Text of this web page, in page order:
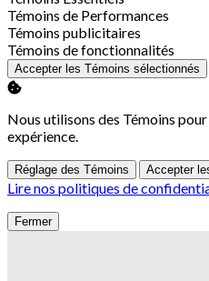
Activer
Témoins de Performances
Activer
Témoins publicitaires
Activer
Témoins de fonctionnalités
Accepter les Témoins sélectionnés
Nous utilisons des Témoins
expérience.
Réglage des Témoins Accepter
Lire nos politiques de
Fermer